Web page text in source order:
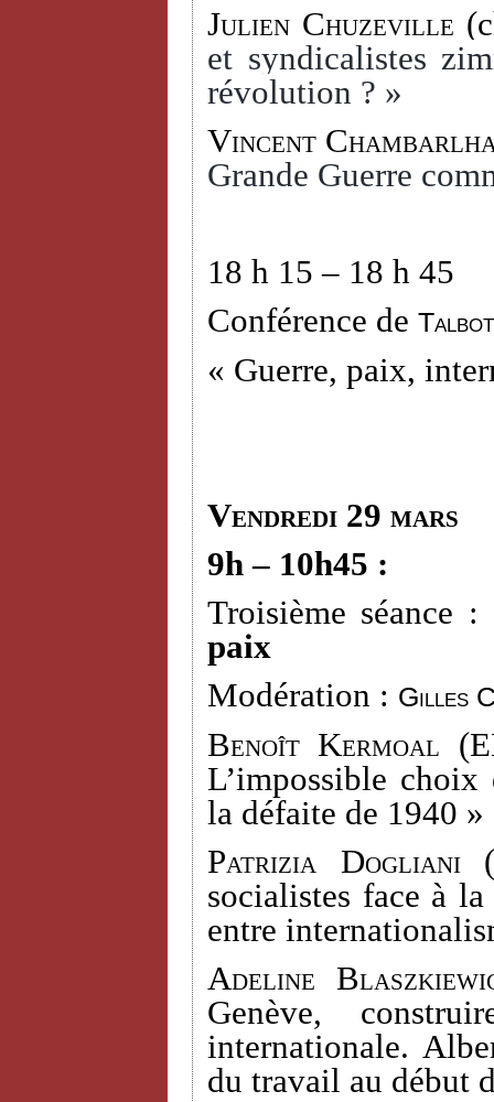
Julien Chuzeville
et syndicalistes
révolution ? »
Vincent
Grande Guerre
18 h 15 – 18 h 45
Conférence de
« Guerre, paix,
Vendredi 29 mars
9h – 10h45 :
Troisième séance :
paix
Modération : Gilles
Benoît Kermoal
L’impossible
la défaite de 1940 »
Patrizia Dogliani
socialistes face à
entre
Adeline
Genève,
internationale.
du travail au début